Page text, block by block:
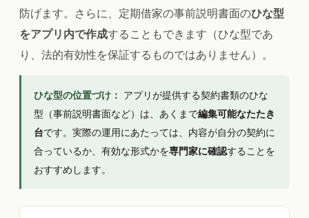
防げます。さらに、定期借家の事前説明書面のひな型
をアプリ内で作成することもできます（ひな型であ
り、法的有効性を保証するものではありません）。
ひな型の位置づけ： アプリが提供する契約書類のひな
型（事前説明書面など）は、あくまで編集可能なたたき
台です。実際の運用にあたっては、内容が自分の契約に
合っているか、有効な形式かを専門家に確認することを
おすすめします。